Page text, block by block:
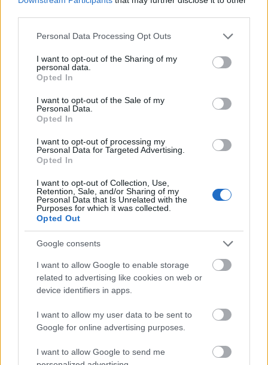
Please note that this website/app uses one or more Google
not limited to your visit or usage behaviour. You may click to
grant or deny consent to Google and its third-party tags to
use your data for below specified purposes in below Google
consent section.
Personal Data Processing Opt Outs
I want to opt-out of the Sharing of my
personal data.
Opted In
I want to opt-out of the Sale of my
Personal Data.
Opted In
I want to opt-out of processing my
Personal Data for Targeted Advertising.
Opted In
I want to opt-out of Collection, Use,
Retention, Sale, and/or Sharing of my
Personal Data that Is Unrelated with the
Purposes for which it was collected.
Opted Out
Google consents
I want to allow Google to enable storage
related to advertising like cookies on web or
device identifiers in apps.
I want to allow my user data to be sent to
Google for online advertising purposes.
I want to allow Google to send me
Διαβάζονται αυτή τη στιγμή
Τράπεζες: Στα 55,5 εκατ. ευρώ ο λογαριασμός
από τα δάνεια του ν. Κατσέλη
γραμμές» για το περιβάλλον και τι αλλάζει σε
ξενοδοχεία, νησιά και επενδύσεις
ελληνικής βιομηχανίας
MUST READ
Περισσότερα από 400 εκατ. τα κρούσματα του
κορονοϊού παγκοσμίως
TAGS: Κορονοϊός